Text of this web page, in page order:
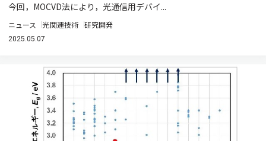
今回，MOCVD法により，光通信用デバイ...
ニュース 光関連技術 研究開発
2025.05.07